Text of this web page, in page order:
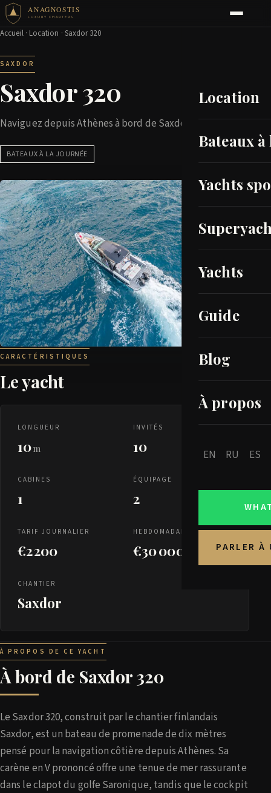
ANAGNOSTIS
LUXURY CHARTERS
Location
Bateaux
Yachts
Yachts
Guide
Blog
À propos
EN RU ES
PARLER À
Accueil· Location · Saxdor 320
SAXDOR
Saxdor 320
Naviguez depuis Athènes à bord de Saxdor 320
BATEAUX À LA JOURNÉE
CARACTÉRISTIQUES
Le yacht
LONGUEUR
10m
INVITÉS
10
CABINES
1
ÉQUIPAGE
2
TARIF JOURNALIER
€2 200
HEBDOMADAIRE
€30 000
CHANTIER
Saxdor
À PROPOS DE CE YACHT
À bord de Saxdor 320
Le Saxdor 320, construit par le chantier finlandais
Saxdor, est un bateau de promenade de dix mètres
pensé pour la navigation côtière depuis Athènes. Sa
carène en V prononcé offre une tenue de mer rassurante
dans le clapot du golfe Saronique, tandis que le cockpit